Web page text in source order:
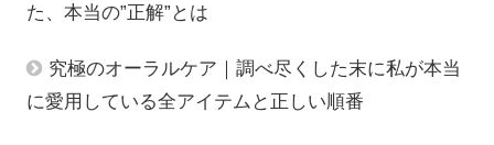
た、本当の”正解”とは
究極のオーラルケア｜調べ尽くした末に私が本当
に愛用している全アイテムと正しい順番